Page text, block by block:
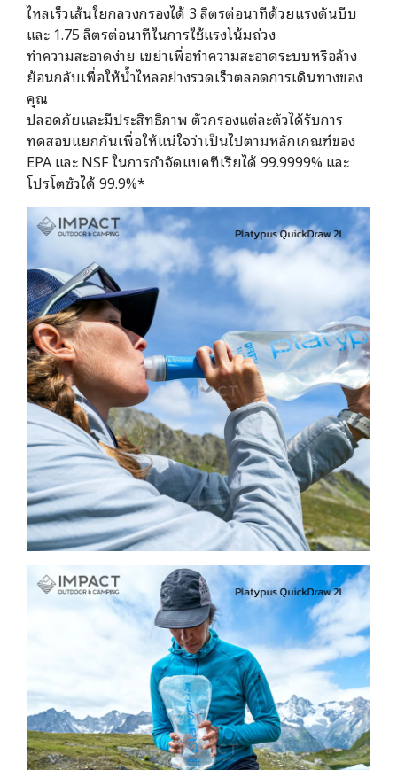
ไหลเร็วเส้นใยกลวงกรองได้ 3 ลิตรต่อนาทีด้วยแรงดันบีบ
และ 1.75 ลิตรต่อนาทีในการใช้แรงโน้มถ่วง
ทำความสะอาดง่าย เขย่าเพื่อทำความสะอาดระบบหรือล้าง
ย้อนกลับเพื่อให้น้ำไหลอย่างรวดเร็วตลอดการเดินทางของ
คุณ
ปลอดภัยและมีประสิทธิภาพ ตัวกรองแต่ละตัวได้รับการ
ทดสอบแยกกันเพื่อให้แน่ใจว่าเป็นไปตามหลักเกณฑ์ของ
EPA และ NSF ในการกำจัดแบคทีเรียได้ 99.9999% และ
โปรโตซัวได้ 99.9%*